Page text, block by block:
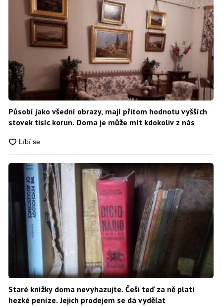
Působí jako všední obrazy, mají přitom hodnotu vyšších
stovek tisíc korun. Doma je může mít kdokoliv z nás
Staré knížky doma nevyhazujte. Češi teď za ně platí
hezké peníze. Jejich prodejem se dá vydělat